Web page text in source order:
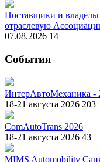
Поставщики и
отраслевую
07.08.2026 14
События
ИнтерАвтоМеханика -
18-21 августа 2026 203
ComAutoTrans 2026
18-21 августа 2026 43
MIMS Automobility